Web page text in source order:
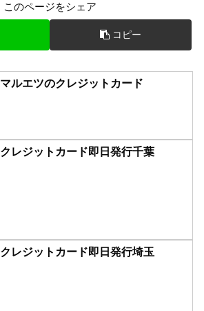
このページをシェア
コピー
マルエツのクレジットカード
クレジットカード即日発行千葉
クレジットカード即日発行埼玉